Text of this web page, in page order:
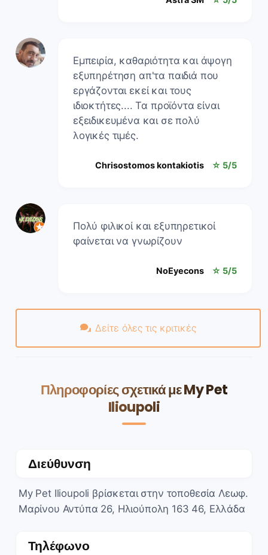
Εμπειρία, καθαριότητα και άψογη
εξυπηρέτηση απ'τα παιδιά που
εργάζονται εκεί και τους
ιδιοκτήτες.... Τα προϊόντα είναι
εξειδικευμένα και σε πολύ
λογικές τιμές.
Chrisostomos kontakiotis ☆ 5/5
Πολύ φιλικοί και εξυπηρετικοί
φαίνεται να γνωρίζουν
NoEyecons ☆ 5/5
Δείτε όλες τις κριτικές
Πληροφορίες σχετικά με My Pet
Ilioupoli
Διεύθυνση
My Pet Ilioupoli βρίσκεται στην τοποθεσία Λεωφ.
Μαρίνου Αντύπα 26, Ηλιούπολη 163 46, Ελλάδα
Τηλέφωνο